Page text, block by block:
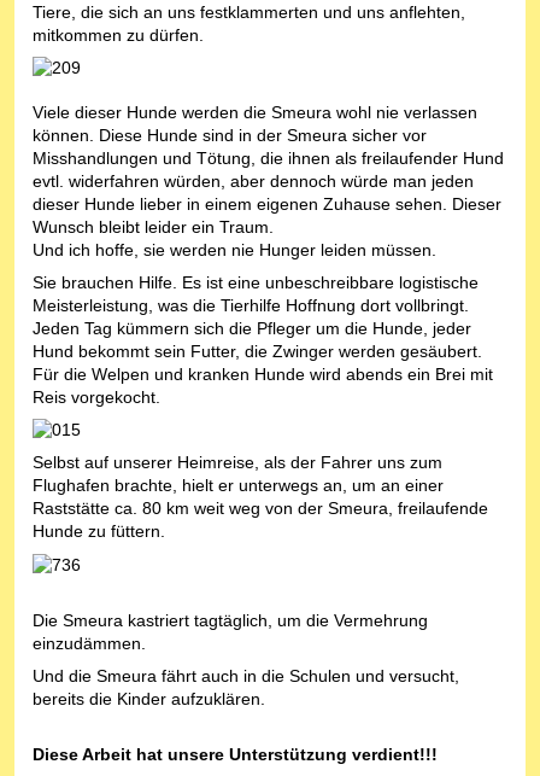
Tiere, die sich an uns festklammerten und uns anflehten,
mitkommen zu dürfen.
Viele dieser Hunde werden die Smeura wohl nie verlassen
können. Diese Hunde sind in der Smeura sicher vor
Misshandlungen und Tötung, die ihnen als freilaufender Hund
evtl. widerfahren würden, aber dennoch würde man jeden
dieser Hunde lieber in einem eigenen Zuhause sehen. Dieser
Wunsch bleibt leider ein Traum.
Und ich hoffe, sie werden nie Hunger leiden müssen.
Sie brauchen Hilfe. Es ist eine unbeschreibbare logistische
Meisterleistung, was die Tierhilfe Hoffnung dort vollbringt.
Jeden Tag kümmern sich die Pfleger um die Hunde, jeder
Hund bekommt sein Futter, die Zwinger werden gesäubert.
Für die Welpen und kranken Hunde wird abends ein Brei mit
Reis vorgekocht.
Selbst auf unserer Heimreise, als der Fahrer uns zum
Flughafen brachte, hielt er unterwegs an, um an einer
Raststätte ca. 80 km weit weg von der Smeura, freilaufende
Hunde zu füttern.
Die Smeura kastriert tagtäglich, um die Vermehrung
einzudämmen.
Und die Smeura fährt auch in die Schulen und versucht,
bereits die Kinder aufzuklären.
Diese Arbeit hat unsere Unterstützung verdient!!!